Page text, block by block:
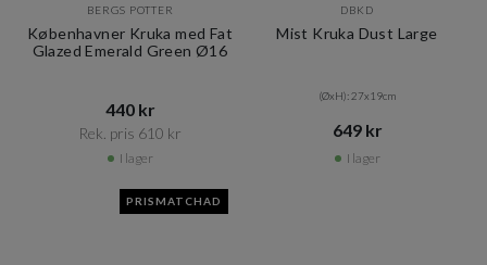
BERGS POTTER
Københavner Kruka med Fat
Glazed Emerald Green Ø16
440 kr​​
Rek. pris 610 kr​​
I lager
DBKD
Mist Kruka Dust Large
(ØxH): 27x19cm
649 kr​​
I lager
PRISMATCHAD